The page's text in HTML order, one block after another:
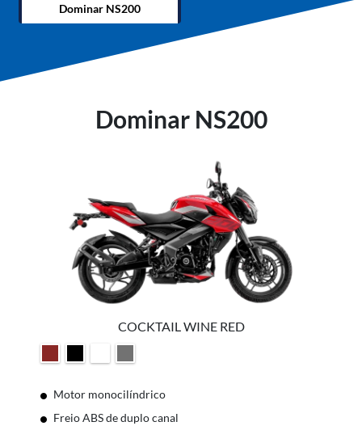
Dominar NS200
Dominar NS200
COCKTAIL WINE RED
Motor monocilíndrico
Freio ABS de duplo canal